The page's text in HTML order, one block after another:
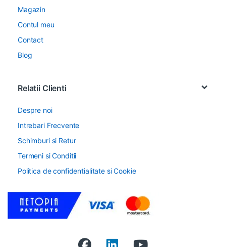
Magazin
Contul meu
Contact
Blog
Relatii Clienti
Despre noi
Intrebari Frecvente
Schimburi si Retur
Termeni si Conditii
Politica de confidentialitate si Cookie